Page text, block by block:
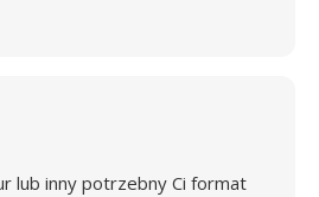
lub inny potrzebny Ci format